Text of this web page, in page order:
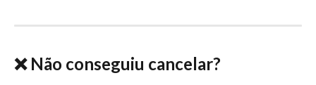
❌ Não conseguiu cancelar?